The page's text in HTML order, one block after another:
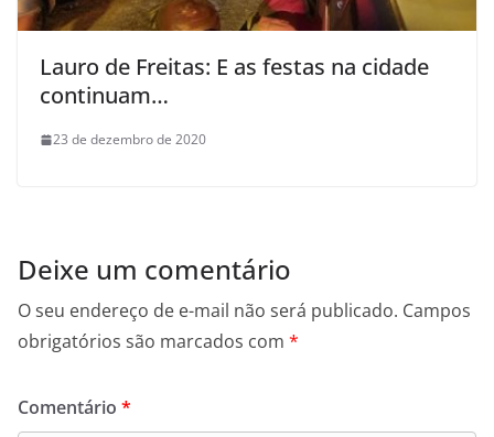
Lauro de Freitas: E as festas na cidade
continuam…
23 de dezembro de 2020
Deixe um comentário
O seu endereço de e-mail não será publicado. Campos
obrigatórios são marcados com *
Comentário *